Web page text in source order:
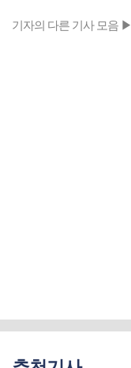
기자의 다른 기사 모음 ▶